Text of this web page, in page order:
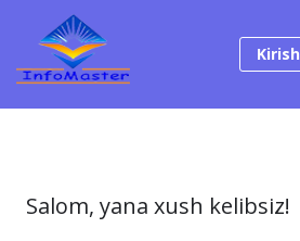
Tarkibga o‘tish
Kirish
Salom, yana xush kelibsiz!